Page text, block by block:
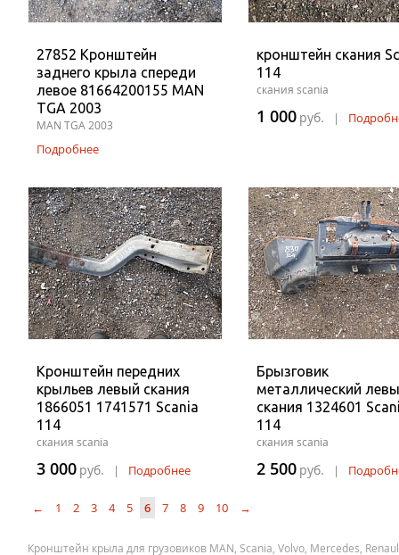
27852 Кронштейн
заднего крыла спереди
левое 81664200155 MAN
TGA 2003
MAN TGA 2003
Подробнее
кронштейн скания
114
скания scania
1 000 руб. |
Кронштейн передних
крыльев левый скания
1866051 1741571 Scania
114
скания scania
3 000 руб. | Подробнее
Брызговик
металлический
скания 1324601
114
скания scania
2 500 руб. |
← 1 2 3 4 5 6 7 8 9 10 →
Кронштейн крыла для грузовиков MAN, Scania, Volvo, Mercedes,